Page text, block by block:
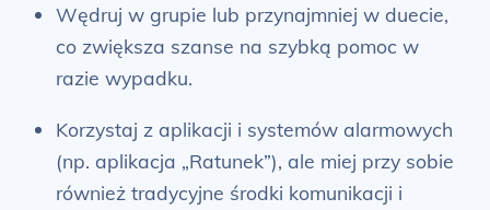
Wędruj w grupie lub przynajmniej w duecie,
co zwiększa szanse na szybką pomoc w
razie wypadku.
Korzystaj z aplikacji i systemów alarmowych
(np. aplikacja „Ratunek”), ale miej przy sobie
również tradycyjne środki komunikacji i